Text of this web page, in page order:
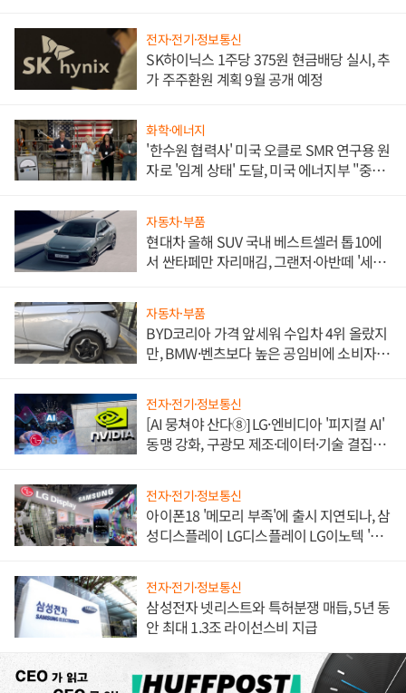
전자·전기·정보통신
SK하이닉스 1주당 375원 현금배당 실시, 추
가 주주환원 계획 9월 공개 예정
화학·에너지
'한수원 협력사' 미국 오클로 SMR 연구용 원
자로 '임계 상태' 도달, 미국 에너지부 "중요
자동차·부품
현대차 올해 SUV 국내 베스트셀러 톱10에
서 싼타페만 자리매김, 그랜저·아반떼 '세단
자동차·부품
BYD코리아 가격 앞세워 수입차 4위 올랐지
만, BMW·벤츠보다 높은 공임비에 소비자
전자·전기·정보통신
[AI 뭉쳐야 산다⑧] LG·엔비디아 '피지컬 AI'
동맹 강화, 구광모 제조·데이터·기술 결집
전자·전기·정보통신
아이폰18 '메모리 부족'에 출시 지연되나, 삼
성디스플레이 LG디스플레이 LG이노텍 '탈
전자·전기·정보통신
삼성전자 넷리스트와 특허분쟁 매듭, 5년 동
안 최대 1.3조 라이선스비 지급